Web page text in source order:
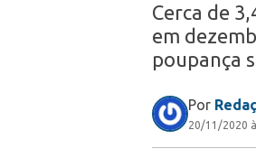
Cerca de
em
poupança
Por
20/11/2020